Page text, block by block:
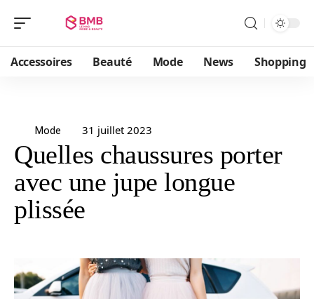
Accessoires Beauté Mode News Shopping
Mode 31 juillet 2023
Quelles chaussures porter
avec une jupe longue
plissée